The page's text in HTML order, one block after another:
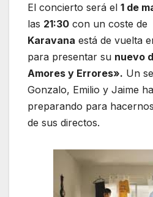
El concierto será el 1 de
las 21:30 con un coste de
Karavana está de vuelta
para presentar su nuevo
Amores y Errores». Un
Gonzalo, Emilio y Jaime
preparando para
de sus directos.